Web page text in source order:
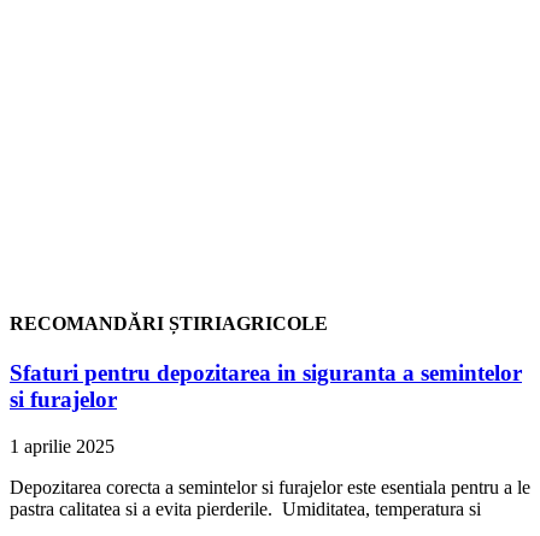
RECOMANDĂRI ȘTIRIAGRICOLE
Sfaturi pentru depozitarea in siguranta a semintelor
si furajelor
1 aprilie 2025
Depozitarea corecta a semintelor si furajelor este esentiala pentru a le
pastra calitatea si a evita pierderile. Umiditatea, temperatura si